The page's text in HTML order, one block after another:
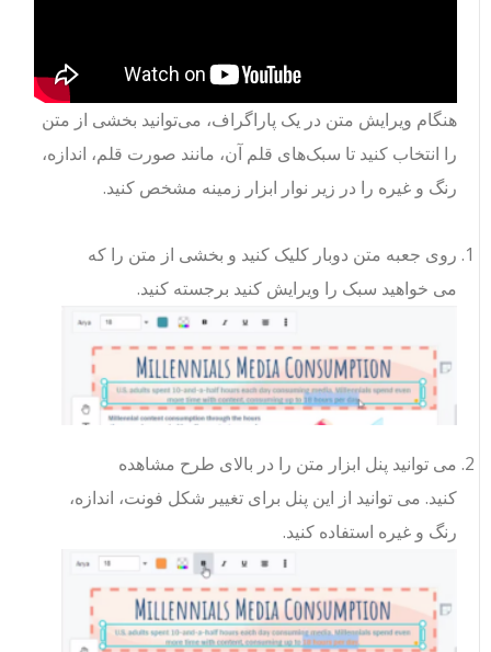
هنگام ویرایش متن در یک پاراگراف، می‌توانید بخشی از متن
را انتخاب کنید تا سبک‌های قلم آن، مانند صورت قلم، اندازه،
رنگ و غیره را در زیر نوار ابزار زمینه مشخص کنید.
روی جعبه متن دوبار کلیک کنید و بخشی از متن را که
می خواهید سبک را ویرایش کنید برجسته کنید.
می توانید پنل ابزار متن را در بالای طرح مشاهده
کنید. می توانید از این پنل برای تغییر شکل فونت، اندازه،
رنگ و غیره استفاده کنید.